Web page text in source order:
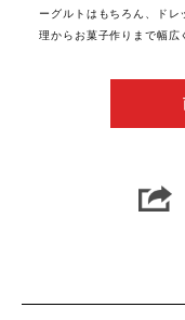
ーグルトはもちろん、ドレ
理からお菓子作りまで幅広